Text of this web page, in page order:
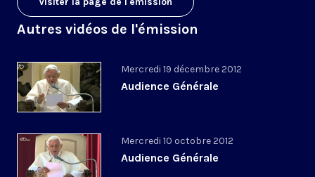
Autres vidéos de l'émission
Mercredi 19 décembre 2012
Audience Générale
Mercredi 10 octobre 2012
Audience Générale